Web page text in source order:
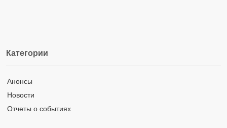
Категории
Анонсы
Новости
Отчеты о событиях